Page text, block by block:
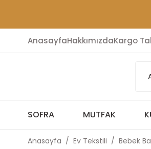
AnasayfaHakkımızdaKargo
SOFRA MUTFAK
Anasayfa Ev Tekstili Bebek